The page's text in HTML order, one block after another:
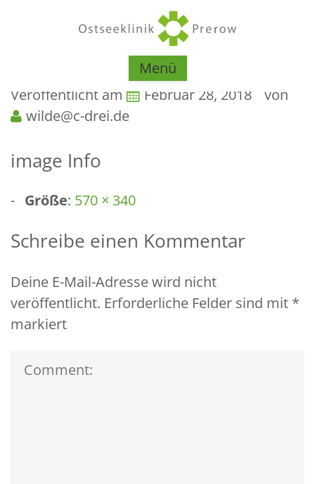
Menü
Veröffentlicht am
Februar 28, 2018
von
wilde@c-drei.de
image Info
Größe: 570 × 340
Schreibe einen Kommentar
Deine E-Mail-Adresse wird nicht
veröffentlicht. Erforderliche Felder sind mit *
markiert